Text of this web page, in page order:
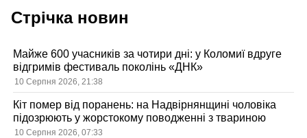
Стрічка новин
Майже 600 учасників за чотири дні: у Коломиї вдруге
відгримів фестиваль поколінь «ДНК»
10 Серпня 2026, 21:38
Кіт помер від поранень: на Надвірнянщині чоловіка
підозрюють у жорстокому поводженні з твариною
10 Серпня 2026, 07:33